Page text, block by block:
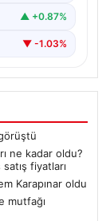
▲ +0.87%
▼ -1.03%
ne kadar oldu?
fiyatları
Karapınar oldu
mutfağı